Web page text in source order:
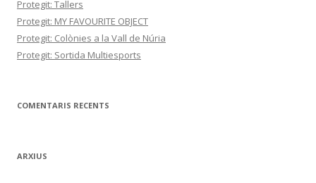
Protegit: Tallers
Protegit: MY FAVOURITE OBJECT
Protegit: Colònies a la Vall de Núria
Protegit: Sortida Multiesports
COMENTARIS RECENTS
ARXIUS